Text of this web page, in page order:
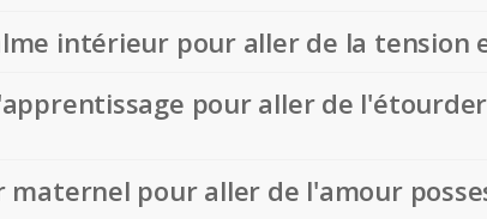
intérieur pour aller de la tension
pour aller de
maternel pour aller de l'amour